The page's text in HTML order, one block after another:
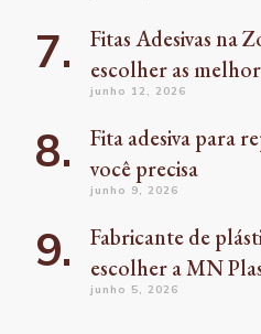
Fitas Adesivas na
escolher as
junho 12, 2026
Fita adesiva para
você precisa
junho 9, 2026
Fabricante de
escolher a MN
junho 5, 2026